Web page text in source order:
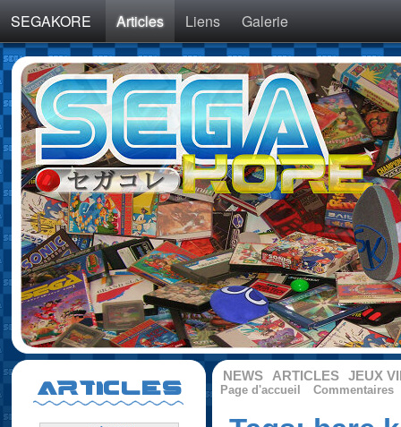
SEGAKORE Articles Liens Galerie
NEWS ARTICLES JEUX
Page d'accueil Commentaires
ARTICLES